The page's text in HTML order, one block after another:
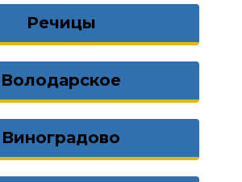
Речицы
Володарское
Виноградово